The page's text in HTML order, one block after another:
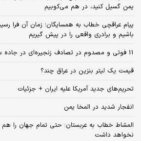
یمن گسیل کنید، در هم می‌کوبیم
پیام عراقچی خطاب به همسایگان؛ زمان آن فرا
باشیم و برادری واقعی را در پیش گیریم
11 فوتی و مصدوم در تصادف زنجیره‌ای در جاده سلماس - ارومیه + جزئیات
قیمت یک لیتر بنزین در عراق چند؟
تحریم‌های جدید آمریکا علیه ایران + جزئیات
انفجار شدید در المخا یمن
المشاط خطاب به عربستان: حتی تمام جهان را هم
نخواهد داشت